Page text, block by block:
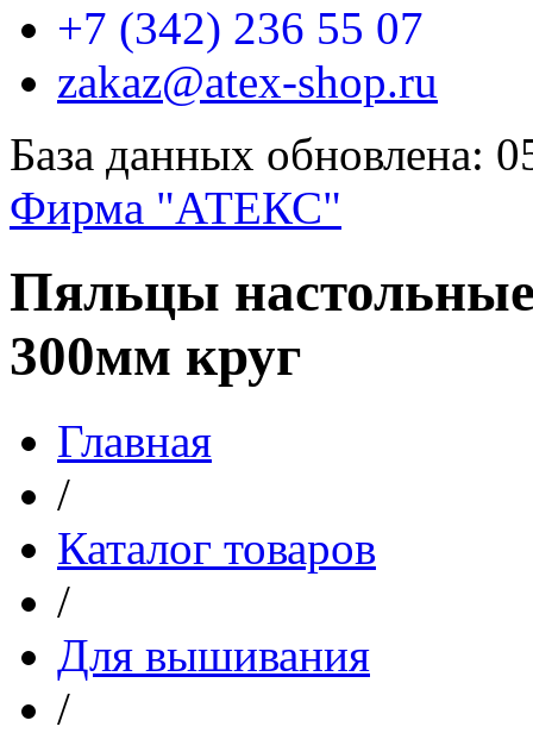
+7 (342) 236 55 07
zakaz@atex-shop.ru
База данных обновлена:
Фирма "АТЕКС"
Пяльцы
300мм круг
Главная
/
Каталог товаров
/
Для вышивания
/